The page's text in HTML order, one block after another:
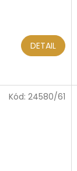
DETAIL
Kód: 24580/61